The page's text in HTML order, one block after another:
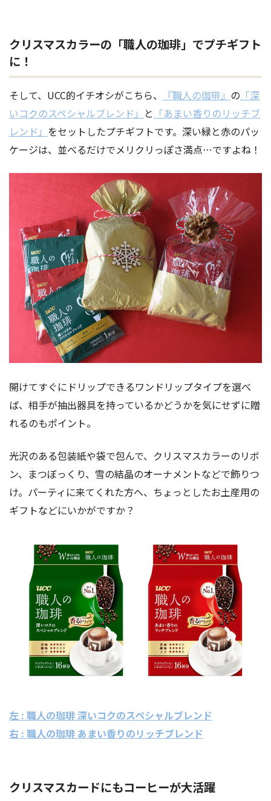
クリスマスカラーの「職人の珈琲」でプチギフト
に！
そして、UCC的イチオシがこちら、 『職人の珈琲』 の 「深
いコクのスペシャルブレンド」 と 「あまい香りのリッチブ
レンド」 をセットしたプチギフトです。深い緑と赤のパッ
ケージは、並べるだけでメリクリっぽさ満点…ですよね！
開けてすぐにドリップできるワンドリップタイプを選べ
ば、相手が抽出器具を持っているかどうかを気にせずに贈
れるのもポイント。
光沢のある包装紙や袋で包んで、クリスマスカラーのリボ
ン、まつぼっくり、雪の結晶のオーナメントなどで飾りつ
け。パーティに来てくれた方へ、ちょっとしたお土産用の
ギフトなどにいかがですか？
左 : 職人の珈琲 深いコクのスペシャルブレンド
右 : 職人の珈琲 あまい香りのリッチブレンド
クリスマスカードにもコーヒーが大活躍